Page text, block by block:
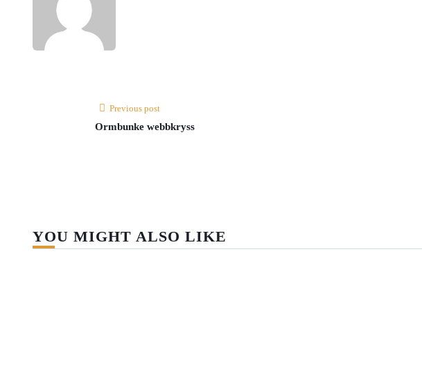
Previous post
Ormbunke webbkryss
YOU MIGHT ALSO LIKE